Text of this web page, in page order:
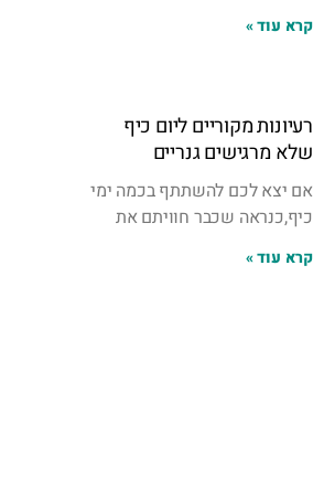
קרא עוד »
רעיונות מקוריים ליום כיף
שלא מרגישים גנריים
אם יצא לכם להשתתף בכמה ימי
כיף,כנראה שכבר חוויתם את
קרא עוד »